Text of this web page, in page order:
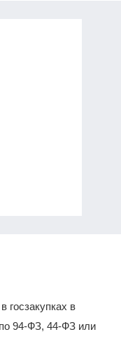
в
94-ФЗ, 44-ФЗ или